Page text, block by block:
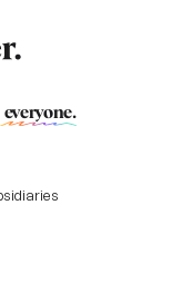
everyone.